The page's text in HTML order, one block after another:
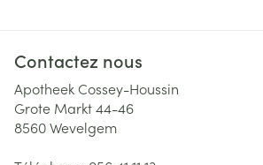
Contactez nous
Apotheek Cossey-Houssin
Grote Markt 44-46
8560Wevelgem